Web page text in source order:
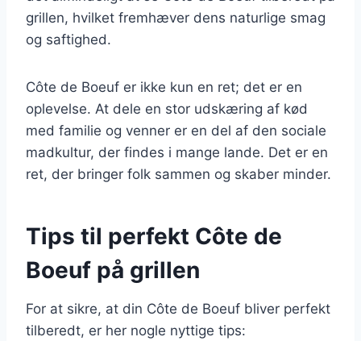
grillen, hvilket fremhæver dens naturlige smag
og saftighed.
Côte de Boeuf er ikke kun en ret; det er en
oplevelse. At dele en stor udskæring af kød
med familie og venner er en del af den sociale
madkultur, der findes i mange lande. Det er en
ret, der bringer folk sammen og skaber minder.
Tips til perfekt Côte de
Boeuf på grillen
For at sikre, at din Côte de Boeuf bliver perfekt
tilberedt, er her nogle nyttige tips: